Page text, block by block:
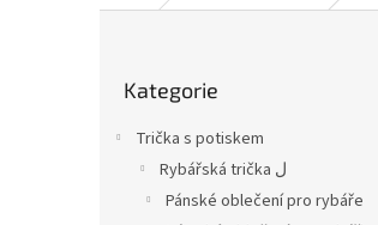
kategorie
Kategorie
Trička s potiskem
Rybářská trička ل
Pánské oblečení pro rybáře